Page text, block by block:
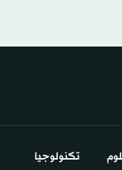
تكنولوجيا